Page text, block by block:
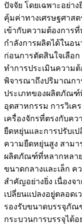
ปัจจัย โดยเฉพาะอย่า
คุ้มค่าทางเศรษฐศาส
เข้ากับความต้องการ
กำลังการผลิตได้ในอ
ก่อนการตัดสินใจเลือก
ทำการประเมินความต้
พิจารณาถึงปริมาณก
ประเภทของผลิตภัณฑ์
อุตสาหกรรม การวิเค
เครื่องจักรที่ตรงกับค
ยืดหยุ่นและการปรับเ
ความยืดหยุ่นสูง สามา
ผลิตภัณฑ์ที่หลากหลาย
ขนาดกลางและเล็ก ค
สำคัญอย่างยิ่ง เนื่องจ
เปลี่ยนแปลงอยู่ตลอดเ
รองรับขนาดบรรจุภัณ
กระบวนการบรรจุได้